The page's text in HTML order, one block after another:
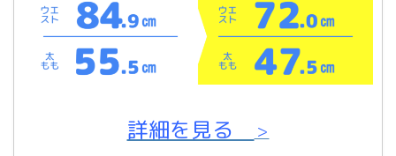
詳細を見る ＞